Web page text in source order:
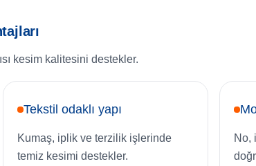
kesim kalitesini destekler.
Tekstil odaklı yapı
Kumaş, iplik ve terzilik işlerinde
temiz kesimi destekler.
No,